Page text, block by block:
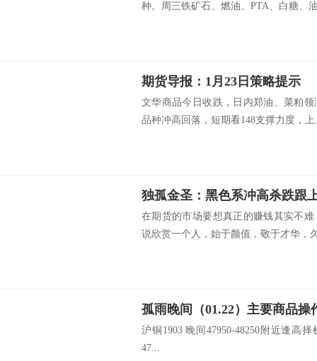
种。周三铁矿石、燃油、PTA、白糖、
期货导报：1月23日策略提示
文华商品今日收跌，日内郑油、菜粕
品种冲高回落，短期看148支撑力度，上
在期货的市场要想真正的赚钱其实不
说欣赏一个人，始于颜值，敬于才华，
孤雨晚间（01.22）主要商品操
沪铜1903 晚间47950-48250附近逢高
47...